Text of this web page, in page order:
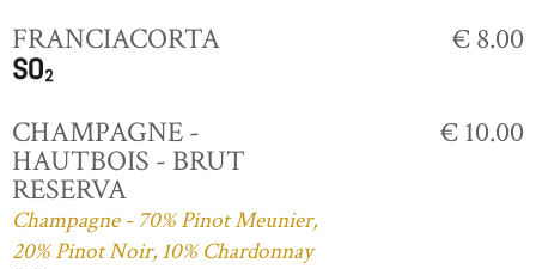
FRANCIACORTA € 8.00
CHAMPAGNE -
HAUTBOIS - BRUT
RESERVA
Champagne - 70% Pinot Meunier,
20% Pinot Noir, 10% Chardonnay
€ 10.00